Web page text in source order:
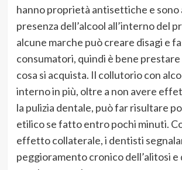
hanno proprietà antisettiche e sono
presenza dell’alcool all’interno del
alcune marche può creare disagi e
consumatori, quindi è bene
cosa si acquista. Il collutorio con
interno in più, oltre a non avere
la pulizia dentale, può far risultare
etilico se fatto entro pochi minuti.
effetto collaterale, i dentisti
peggioramento cronico dell’alitosi e